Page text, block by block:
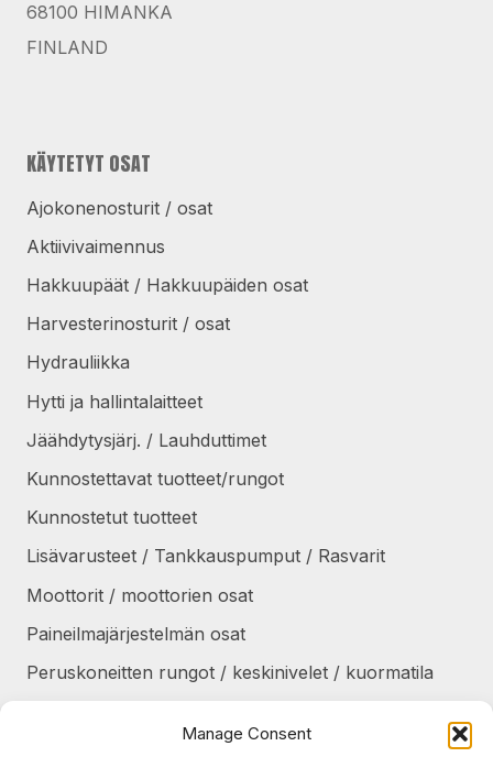
Manage Consent
68100 HIMANKA
FINLAND
KÄYTETYT OSAT
Ajokonenosturit / osat
Aktiivivaimennus
Hakkuupäät / Hakkuupäiden osat
Harvesterinosturit / osat
Hydrauliikka
Hytti ja hallintalaitteet
Jäähdytysjärj. / Lauhduttimet
Kunnostettavat tuotteet/rungot
Kunnostetut tuotteet
Lisävarusteet / Tankkauspumput / Rasvarit
Moottorit / moottorien osat
Paineilmajärjestelmän osat
Peruskoneitten rungot / keskinivelet / kuormatila